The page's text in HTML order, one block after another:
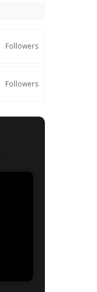
Followers
Followers